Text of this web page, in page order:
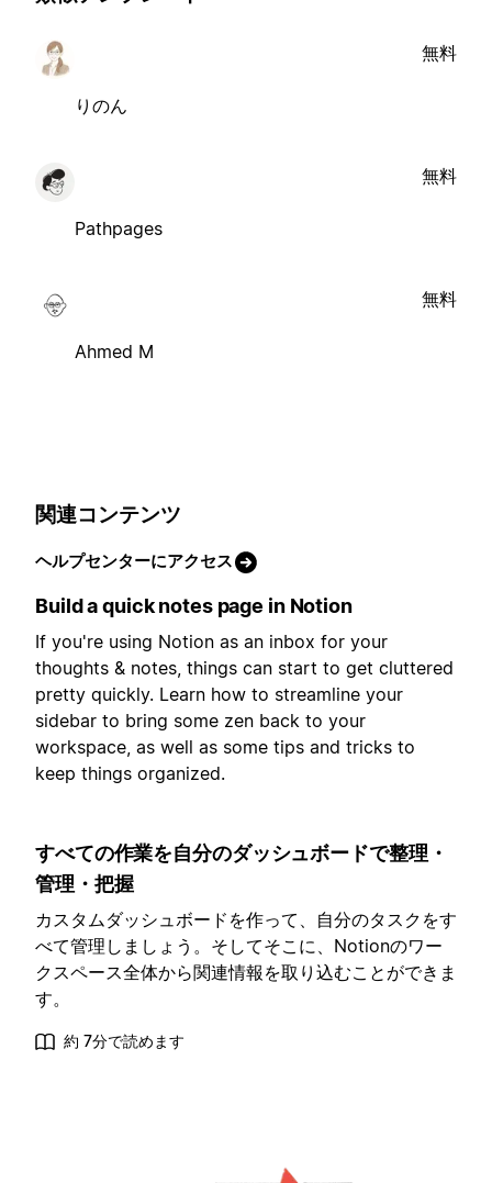
りのん
無料
Pathpages
無料
Ahmed M
無料
関連コンテンツ
ヘルプセンターにアクセス
Build a quick notes page in Notion
If you're using Notion as an inbox for your
thoughts & notes, things can start to get cluttered
pretty quickly. Learn how to streamline your
sidebar to bring some zen back to your
workspace, as well as some tips and tricks to
keep things organized.
すべての作業を自分のダッシュボードで整理・
管理・把握
カスタムダッシュボードを作って、自分のタスクをす
べて管理しましょう。そしてそこに、Notionのワー
クスペース全体から関連情報を取り込むことができま
す。
約 7分で読めます